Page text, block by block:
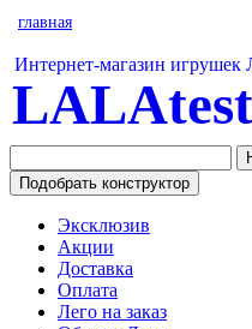
главная
Интернет-магазин
LALAtest
Эксклюзив
Акции
Доставка
Оплата
Лего на заказ